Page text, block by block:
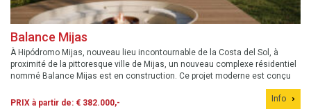
Balance Mijas
À Hipódromo Mijas, nouveau lieu incontournable de la Costa del Sol, à
proximité de la pittoresque ville de Mijas, un nouveau complexe résidentiel
nommé Balance Mijas est en construction. Ce projet moderne est conçu
pour ceux qui recherchent un mode de vie équilibré, où la tranquillité, le...
PRIX à partir de: € 382.000,-
Info